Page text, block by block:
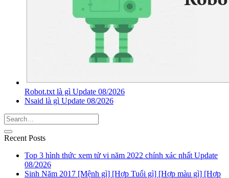
Robot.txt là gì Update 08/2026
Nsaid là gì Update 08/2026
Recent Posts
Top 3 hình thức xem tử vi năm 2022 chính xác nhất Update
08/2026
Sinh Năm 2017 [Mệnh gì] [Hợp Tuổi gì] [Hợp màu gì] [Hợp